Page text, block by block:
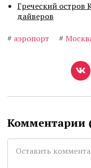
Греческий остров
дайверов
# аэропорт #
Комментарии